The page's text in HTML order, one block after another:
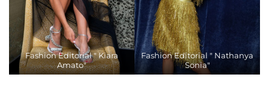
Fashion Editorial " Kiara
Amato"
Fashion Editorial " Nathanya
Sonia"